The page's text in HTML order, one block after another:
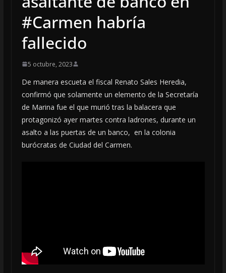
#Carmen habría
fallecido
5 octubre, 2023
De manera escueta el fiscal Renato Sales Heredia,
confirmó que solamente un elemento de la Secretaría
de Marina fue el que murió tras la balacera que
protagonizó ayer martes contra ladrones, durante un
asalto a las puertas de un banco, en la colonia
burócratas de Ciudad del Carmen.